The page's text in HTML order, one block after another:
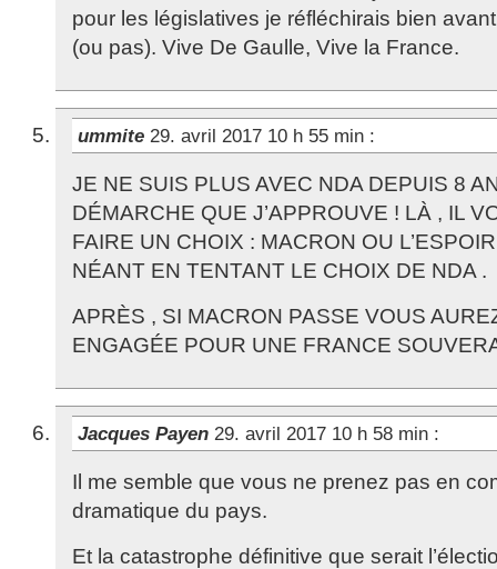
pour les législatives je réfléchirais bien
(ou pas). Vive De Gaulle, Vive la France.
ummite 29. avril 2017 10 h 55 min :
JE NE SUIS PLUS AVEC NDA DEPUIS 8
DÉMARCHE QUE J’APPROUVE ! LÀ , IL
FAIRE UN CHOIX : MACRON OU
NÉANT EN TENTANT LE CHOIX DE NDA .
APRÈS , SI MACRON PASSE VOUS
ENGAGÉE POUR UNE FRANCE
Jacques Payen 29. avril 2017 10 h 58 min :
Il me semble que vous ne prenez pas en
dramatique du pays.
Et la catastrophe définitive que serait